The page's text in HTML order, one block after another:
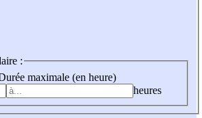
:
maximale (en heure)
heures